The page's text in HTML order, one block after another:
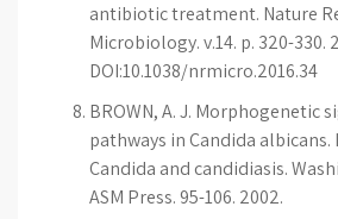
antibiotic treatment. Nature
Microbiology. v.14. p. 320-330.
DOI:10.1038/nrmicro.2016.34
BROWN, A. J. Morphogenetic
pathways in Candida albicans.
Candida and candidiasis.
ASM Press. 95-106. 2002.